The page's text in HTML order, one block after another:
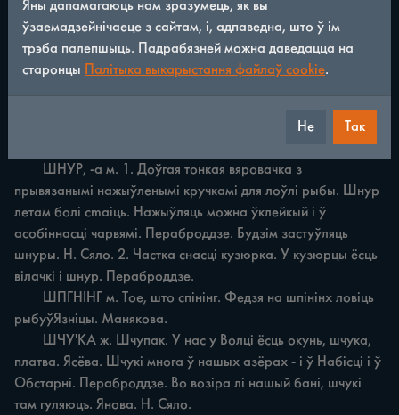
◀ / 352
ЧАЎНА'К, -a м. Чаўнок для вязания сеткавага палатна. На
патрашыць яе. Мае бабы прама ля возіра чысцюць рыбу.
прывязанымі нажыўленымі кручкамі для лоўлі рыбы. Шнур
летам болі cmaіць. Нажыўляць можна ўклейкый i ў
асобіннасці чарвямі. Пераброддзе. Будзім застуўляць
шнуры. H. Сяло. 2. Частка снасці кузюрка. У кузюрцы ёсць
вілачкі i шнур. Пераброддзе.
рыбуўЯзніцы. Манякова.
платва. Ясёва. Шчукі многа ў нашых азёрах - i ў Набісці i ў
Обстарні. Пераброддзе. Во возіра лі нашый бані, шчукі
там гуляюцъ. Янова. H. Сяло.
Яны дапамагаюць нам зразумець, як вы
ўзаемадзейнічаеце з сайтам, і, адпаведна, што ў ім
трэба палепшыць. Падрабязней можна даведацца на
старонцы Палітыка выкарыстання файлаў cookie.
Не Так